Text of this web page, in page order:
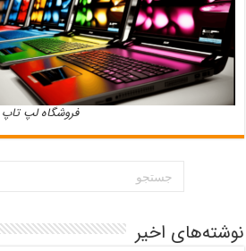
فروشگاه لپ
نوشته‌های اخیر